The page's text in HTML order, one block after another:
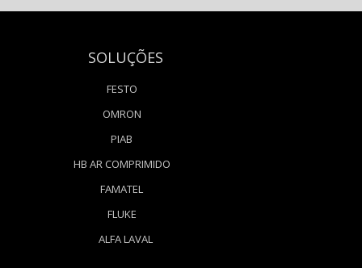
SOLUÇÕES
FESTO
OMRON
PIAB
HB AR COMPRIMIDO
FAMATEL
FLUKE
ALFA LAVAL